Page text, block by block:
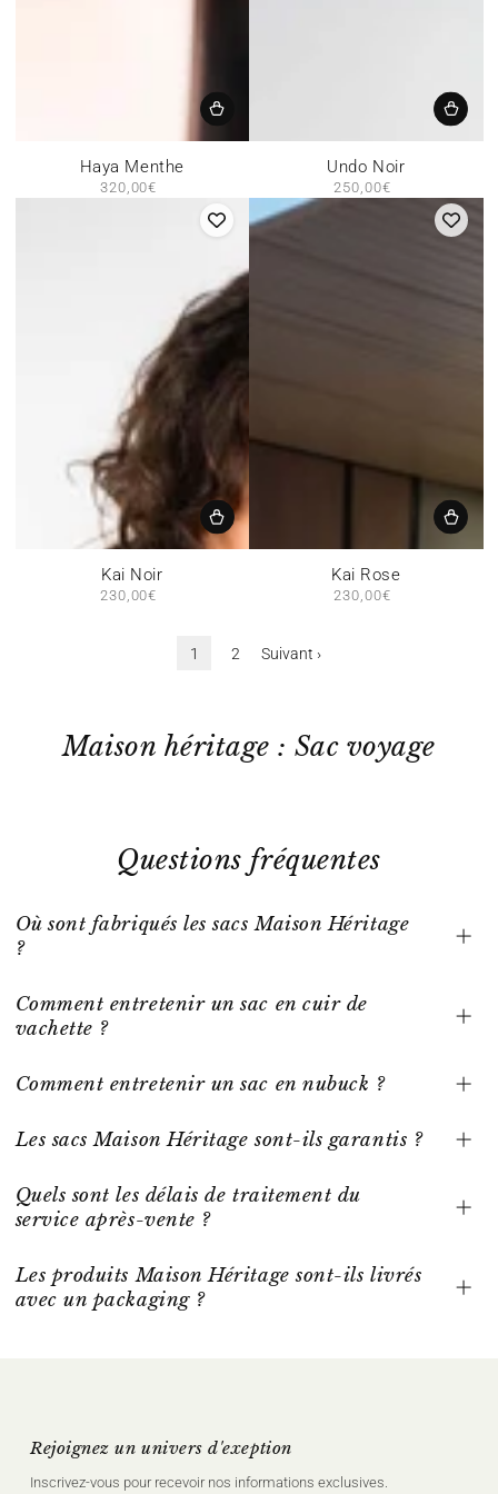
Haya Menthe
Prix
320,00€
Undo Noir
Prix
250,00€
Kai Noir
Prix
230,00€
Kai Rose
Prix
230,00€
1 2 Suivant ›
Maison héritage : Sac voyage
Questions fréquentes
Où sont fabriqués les sacs Maison Héritage
?
Comment entretenir un sac en cuir de
vachette ?
Comment entretenir un sac en nubuck ?
Les sacs Maison Héritage sont-ils garantis ?
Quels sont les délais de traitement du
service après-vente ?
Les produits Maison Héritage sont-ils livrés
avec un packaging ?
Rejoignez un univers d'exeption
Inscrivez‑vous pour recevoir nos informations exclusives.